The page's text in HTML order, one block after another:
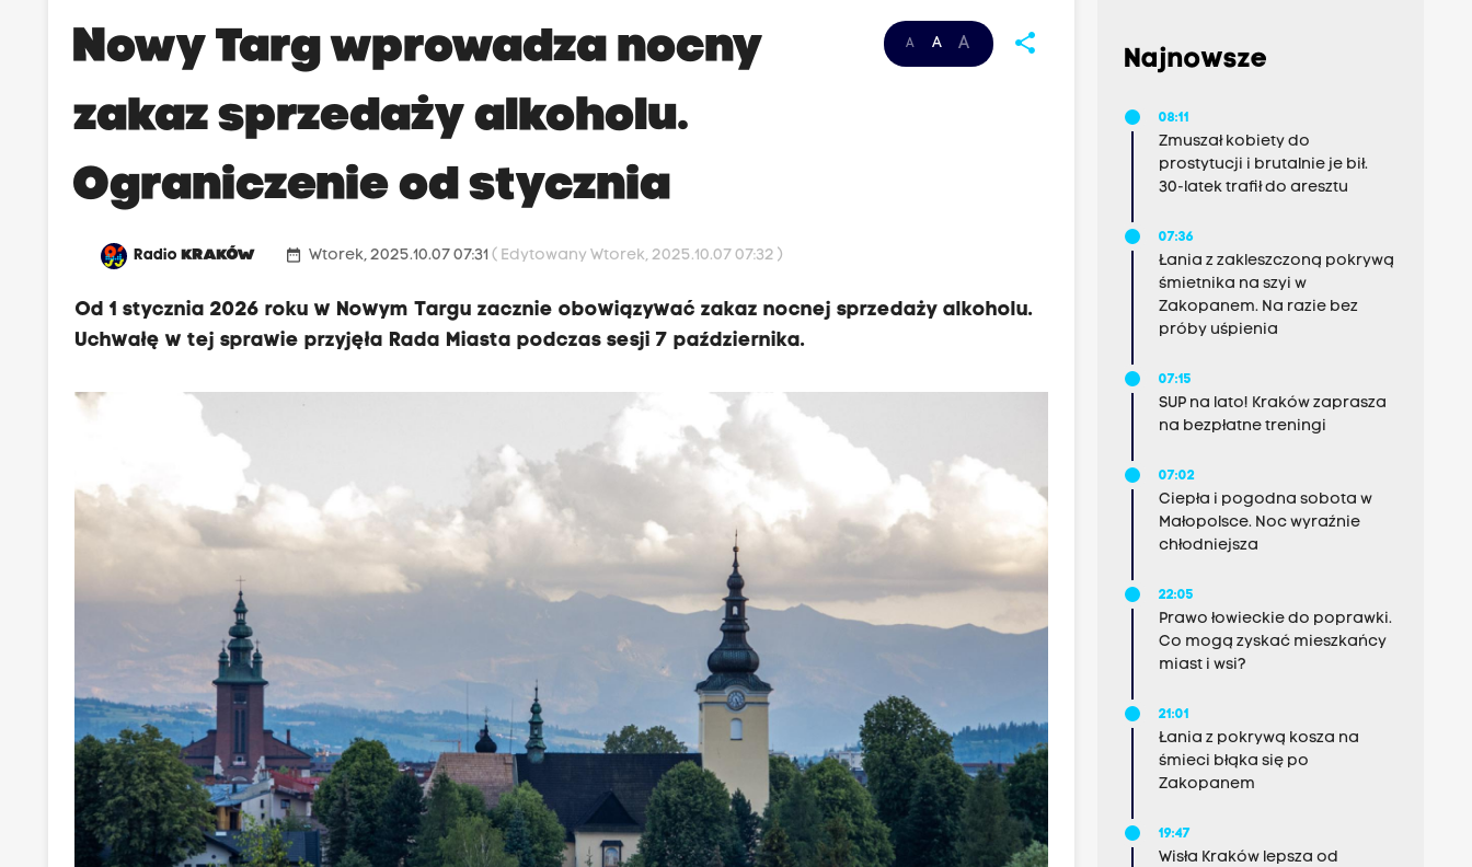
A A A share
Nowy Targ wprowadza nocny
zakaz sprzedaży alkoholu.
Ograniczenie od stycznia
RadioKRAKÓW date_range Wtorek, 2025.10.07 07:31( Edytowany Wtorek, 2025.10.07 07:32 )
Od 1 stycznia 2026 roku w Nowym Targu zacznie obowiązywać zakaz nocnej sprzedaży alkoholu.
Uchwałę w tej sprawie przyjęła Rada Miasta podczas sesji 7 października.
Najnowsze
08:11
Zmuszał kobiety do
prostytucji i brutalnie je bił.
30-latek trafił do aresztu
07:36
Łania z zakleszczoną pokrywą
śmietnika na szyi w
Zakopanem. Na razie bez
próby uśpienia
07:15
SUP na lato! Kraków zaprasza
na bezpłatne treningi
07:02
Ciepła i pogodna sobota w
Małopolsce. Noc wyraźnie
chłodniejsza
22:05
Prawo łowieckie do poprawki.
Co mogą zyskać mieszkańcy
miast i wsi?
21:01
Łania z pokrywą kosza na
śmieci błąka się po
Zakopanem
19:47
Wisła Kraków lepsza od